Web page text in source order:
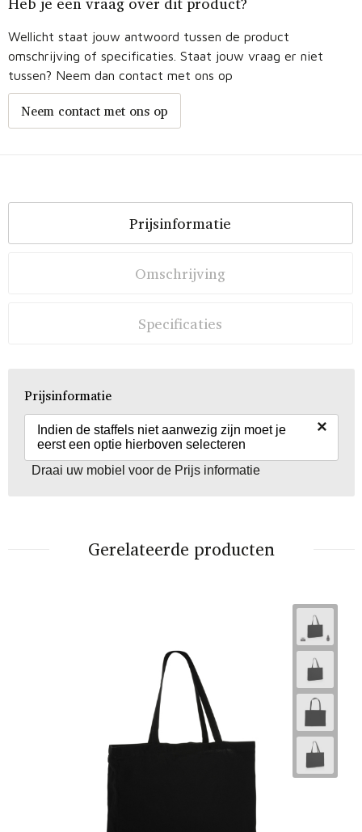
Wellicht staat jouw antwoord tussen de product
omschrijving of specificaties. Staat jouw vraag er niet
tussen? Neem dan contact met ons op
Neem contact met ons op
Prijsinformatie
Omschrijving
Specificaties
Prijsinformatie
Indien de staffels niet aanwezig zijn moet je
eerst een optie hierboven selecteren
×
Draai uw mobiel voor de Prijs informatie
Gerelateerde producten